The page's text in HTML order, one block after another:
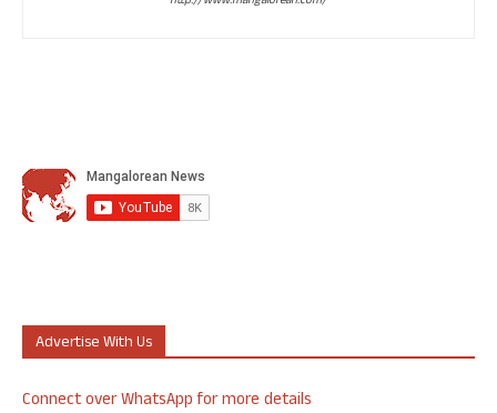
Advertise With Us
Connect over WhatsApp for more details